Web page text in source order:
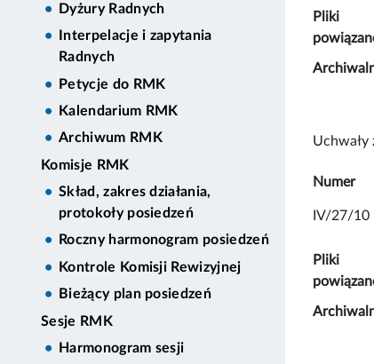
Dyżury Radnych
Interpelacje i zapytania
Radnych
Petycje do RMK
Kalendarium RMK
Archiwum RMK
Komisje RMK
Skład, zakres działania,
protokoły posiedzeń
Roczny harmonogram posiedzeń
Kontrole Komisji Rewizyjnej
Bieżący plan posiedzeń
Sesje RMK
Harmonogram sesji
Pliki
Uchwały
Numer
IV/27/10
Pliki